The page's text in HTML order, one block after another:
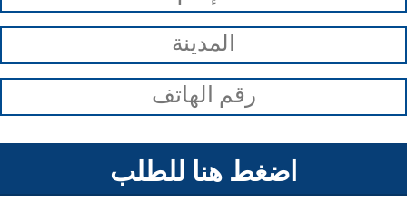
اضغط هنا للطلب